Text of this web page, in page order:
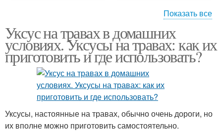
Яблочный уксус
условиях
Уксус по классическому
рецепту
Уксус с чесноком
Показать все
Уксус на травах в домашних
условиях. Уксусы на травах: как их
приготовить и где использовать?
Уксусы, настоянные на травах, обычно очень дороги, но
их вполне можно приготовить самостоятельно.